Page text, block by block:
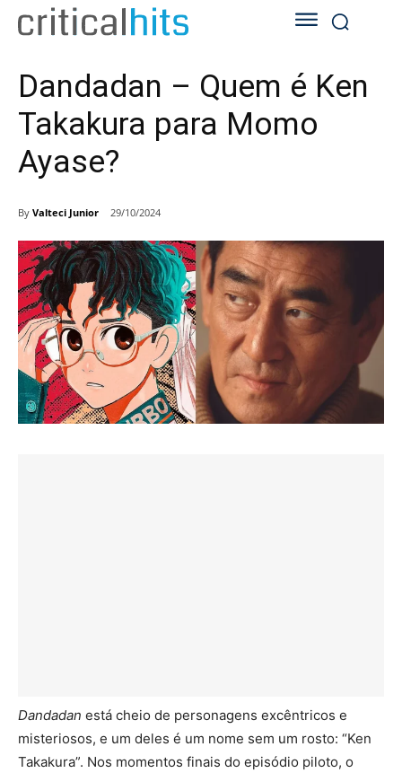
Dandadan – Quem é Ken
Takakura para Momo
Ayase?
By Valteci Junior 29/10/2024
Dandadan está cheio de personagens excêntricos e
misteriosos, e um deles é um nome sem um rosto: “Ken
Takakura”. Nos momentos finais do episódio piloto, o